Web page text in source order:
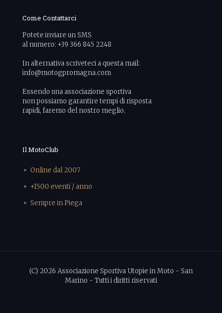
Come Contattarci
Potete inviare un SMS
al numero: +39 366 845 2248
In alternativa scriveteci a questa mail:
info@motogpromagna.com
Essendo una associazione sportiva
non possiamo garantire tempi di risposta
rapidi, faremo del nostro meglio.
Il MotoClub
Online dal 2007
+1500 eventi / anno
Sempre in Piega
(C) 2026 Associazione Sportiva Utopie in Moto - San
Marino - Tutti i diritti riservati